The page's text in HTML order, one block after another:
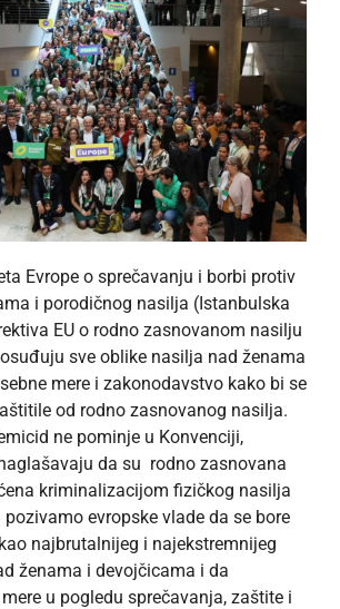
Evrope o sprečavanju i borbi protiv
i porodičnog nasilja (Istanbulska
EU o rodno zasnovanom nasilju
sve oblike nasilja nad ženama
mere i zakonodavstvo kako bi se
od rodno zasnovanog nasilja.
ne pominje u Konvenciji,
da su rodno zasnovana
kriminalizacijom fizičkog nasilja
evropske vlade da se bore
najbrutalnijeg i najekstremnijeg
ženama i devojčicama i da
u pogledu sprečavanja, zaštite i